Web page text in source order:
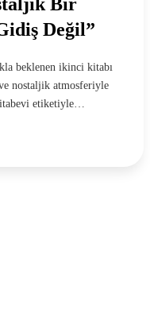
Değil”
beklenen ikinci kitabı
nostaljik atmosferiyle
etiketiyle…